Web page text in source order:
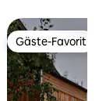
Gäste-Favorit
Gäste-Favorit